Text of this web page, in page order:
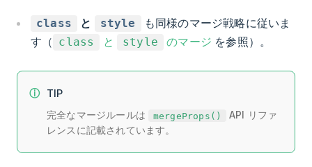
class と style
も同様のマージ戦略に従いま
す（ class と style のマージ を参照）。
TIP
完全なマージルールは mergeProps()
API リファ
レンスに記載されています。